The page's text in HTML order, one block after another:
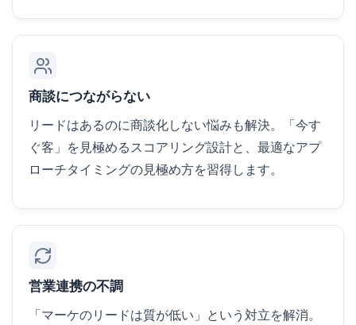
商談につながらない
リードはあるのに商談化しない悩みも解決。「今す
ぐ客」を見極めるスコアリング設計と、最適なアプ
ローチタイミングの見極め方を習得します。
営業連携の不調
「マーケのリードは質が低い」という対立を解消。